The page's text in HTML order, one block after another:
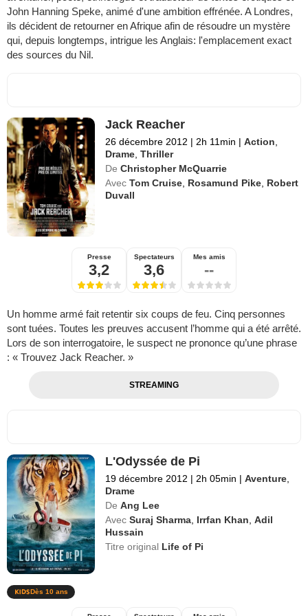
John Hanning Speke, animé d'une ambition effrénée. A Londres,
ils décident de retourner en Afrique afin de résoudre un mystère
qui, depuis longtemps, intrigue les Anglais: l'emplacement exact
des sources du Nil.
Jack Reacher
26 décembre 2012 | 2h 11min | Action
Drame ,Thriller
De Christopher McQuarrie
Avec Tom Cruise Rosamund Pike Robert
Duvall
Presse
3,2
Spectateurs
3,6
Mes amis
--
Un homme armé fait retentir six coups de feu. Cinq personnes
sont tuées. Toutes les preuves accusent l’homme qui a été arrêté.
Lors de son interrogatoire, le suspect ne prononce qu’une phrase
: « Trouvez Jack Reacher. »
STREAMING
L'Odyssée de Pi
19 décembre 2012 | 2h 05min | Aventure,
Drame
De Ang Lee
Avec Suraj Sharma, Irrfan Khan,Adil
Hussain
Titre original Life of Pi
Dès 10 ans